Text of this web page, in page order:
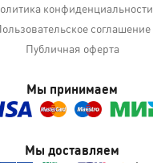
конфиденциальности
соглашение
Публичная оферта
Мы принимаем
Мы доставляем